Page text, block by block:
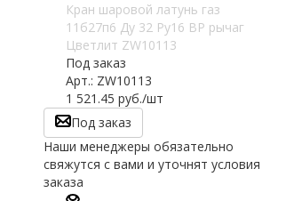
Кран шаровой латунь газ
11б27п6 Ду 32 Ру16 ВР рычаг
Цветлит ZW10113
Под заказ
Арт.: ZW10113
1 521.45 руб./шт
Под заказ
Наши менеджеры обязательно
свяжутся с вами и уточнят условия
заказа